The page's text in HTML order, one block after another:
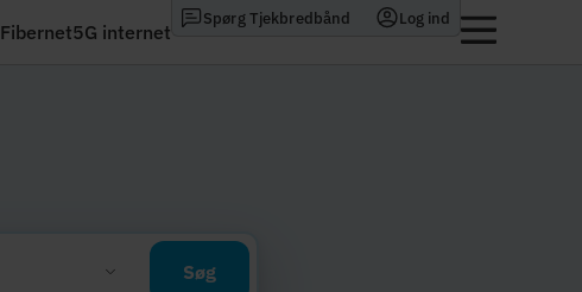
Fibernet5G internet
Spørg Tjekbredbånd Log ind
Søg